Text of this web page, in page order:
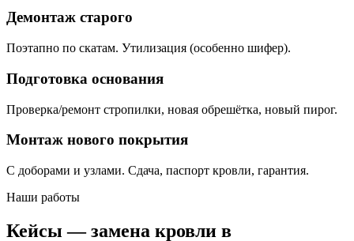
Демонтаж старого
Поэтапно по скатам. Утилизация (особенно шифер).
Подготовка основания
Проверка/ремонт стропилки, новая обрешётка, новый пирог.
Монтаж нового покрытия
С доборами и узлами. Сдача, паспорт кровли, гарантия.
Наши работы
Кейсы — замена кровли в